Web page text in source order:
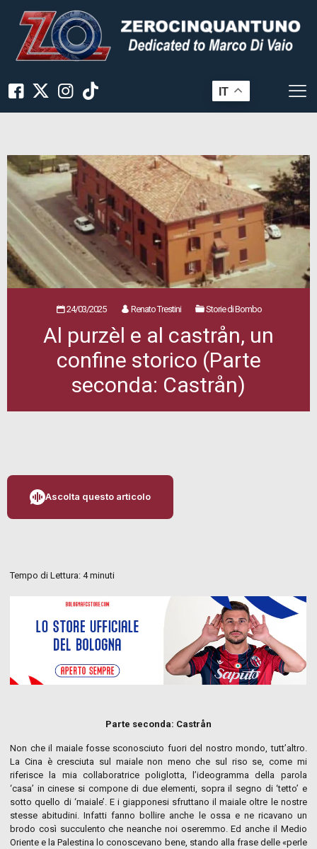
IT
24/03/2025 Renato Trestini Storie di Bombo
Al purzèl e al castrån, un
confine storico (Parte
seconda: Castrån)
Ascolta questo articolo
Tempo di Lettura:4 minuti
Parte seconda: Castrån
Non che il maiale fosse sconosciuto fuori del nostro mondo, tutt’altro.
La Cina è cresciuta sul maiale non meno che sul riso se, come mi
riferisce la mia collaboratrice poliglotta, l’ideogramma della parola
‘casa’ in cinese si compone di due elementi, sopra il segno di ‘tetto’ e
sotto quello di ‘maiale’. E i giapponesi sfruttano il maiale oltre le nostre
stesse abitudini. Infatti fanno bollire anche le ossa e ne ricavano un
brodo così succulento che neanche noi oseremmo. Ed anche il Medio
Oriente e la Palestina lo conoscevano bene, stando alla frase delle «perle